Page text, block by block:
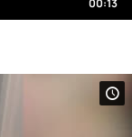
00:13